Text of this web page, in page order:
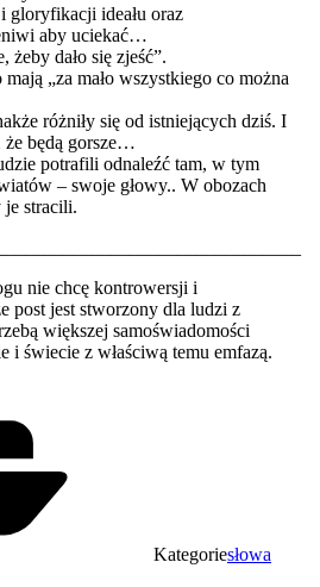
ideału oraz
aby uciekać…
żeby dało się zjeść”.
„za mało wszystkiego co można
różniły się od istniejących dziś. I
że będą gorsze…
potrafili odnaleźć tam, w tym
– swoje głowy.. W obozach
je stracili.
nie chcę kontrowersji i
post jest stworzony dla ludzi z
większej samoświadomości
i świecie z właściwą temu emfazą.
Kategoriesłowa